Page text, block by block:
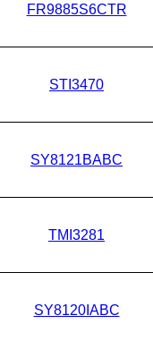
FR9885S6CTR
STI3470
SY8121BABC
TMI3281
SY8120IABC